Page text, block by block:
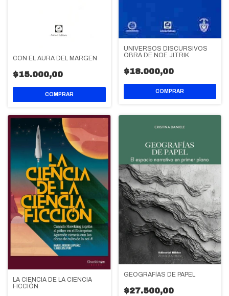
CON EL AURA DEL MARGEN
$15.000,00
UNIVERSOS DISCURSIVOS
OBRA DE NOE JITRIK
$18.000,00
LA CIENCIA DE LA CIENCIA
FICCIÓN
GEOGRAFÍAS DE PAPEL
$27.500,00